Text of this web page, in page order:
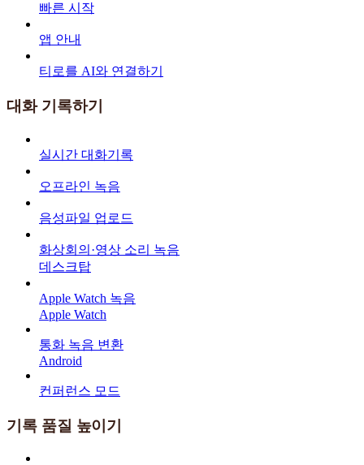
빠른 시작
앱 안내
티로를 AI와 연결하기
대화 기록하기
실시간 대화기록
오프라인 녹음
음성파일 업로드
화상회의·영상 소리 녹음
데스크탑
Apple Watch 녹음
Apple Watch
통화 녹음 변환
Android
컨퍼런스 모드
기록 품질 높이기